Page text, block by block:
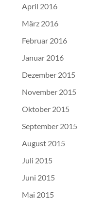
April 2016
März 2016
Februar 2016
Januar 2016
Dezember 2015
November 2015
Oktober 2015
September 2015
August 2015
Juli 2015
Juni 2015
Mai 2015